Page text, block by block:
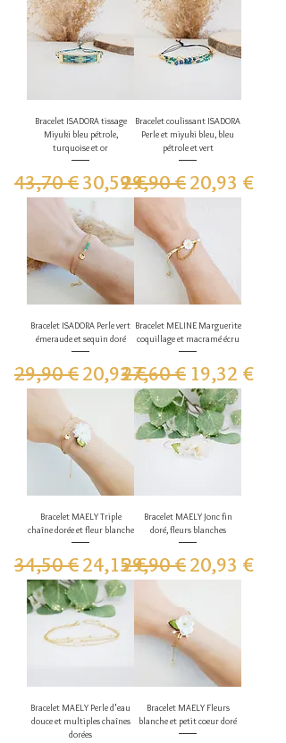
Bracelet ISADORA tissage
Miyuki bleu pétrole,
turquoise et or
Prix original
43,70 €Prix promotionnel
30,59 €
Bracelet coulissant ISADORA
Perle et miyuki bleu, bleu
pétrole et vert
Prix original
29,90 €Prix
20,93 €
Bracelet ISADORA Perle vert
émeraude et sequin doré
Prix original
29,90 €Prix promotionnel
20,93 €
Bracelet MELINE Marguerite
coquillage et macramé écru
Prix original
27,60 € Prix
19,32 €
Bracelet MAELY Triple
chaîne dorée et fleur blanche
Prix original
34,50 €Prix promotionnel
24,15 €
Bracelet MAELY Jonc fin
doré, fleurs blanches
Prix original
29,90 €Prix
20,93 €
Bracelet MAELY Perle d'eau
douce et multiples chaînes
dorées
Bracelet MAELY Fleurs
blanche et petit coeur doré